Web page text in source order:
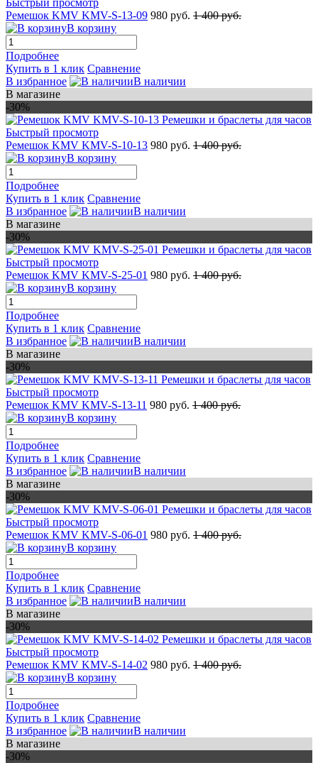
Ремешок KMV KMV-S-13-09 980 руб. 1 400 руб.
В корзину
Подробнее
Купить в 1 клик Сравнение
В избранное
В наличии
В магазине
-30%
Быстрый просмотр
Ремешок KMV KMV-S-10-13 980 руб. 1 400 руб.
В корзину
Подробнее
Купить в 1 клик Сравнение
В избранное
В наличии
В магазине
-30%
Быстрый просмотр
Ремешок KMV KMV-S-25-01 980 руб. 1 400 руб.
В корзину
Подробнее
Купить в 1 клик Сравнение
В избранное
В наличии
В магазине
-30%
Быстрый просмотр
Ремешок KMV KMV-S-13-11 980 руб. 1 400 руб.
В корзину
Подробнее
Купить в 1 клик Сравнение
В избранное
В наличии
В магазине
-30%
Быстрый просмотр
Ремешок KMV KMV-S-06-01 980 руб. 1 400 руб.
В корзину
Подробнее
Купить в 1 клик Сравнение
В избранное
В наличии
В магазине
-30%
Быстрый просмотр
Ремешок KMV KMV-S-14-02 980 руб. 1 400 руб.
В корзину
Подробнее
Купить в 1 клик Сравнение
В избранное
В наличии
В магазине
-30%